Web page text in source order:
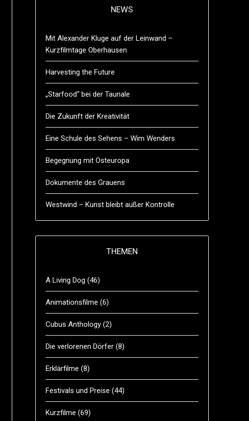
NEWS
Mit Alexander Kluge auf der Leinwand –
Kurzfilmtage Oberhausen
Harvesting the Future
„Starfood“ bei der Taunale
Die Zukunft der Kreativität
Eine Schule des Sehens – Wim Wenders
Begegnung mit Osteuropa
Dokumente des Grauens
Westwind – Kunst bleibt außer Kontrolle
THEMEN
A Living Dog (46)
Animationsfilme (6)
Cubus Anthology(2)
Die verlorenen Dörfer(8)
Erklärfilme (8)
Festivals und Preise (44)
Kurzfilme (69)